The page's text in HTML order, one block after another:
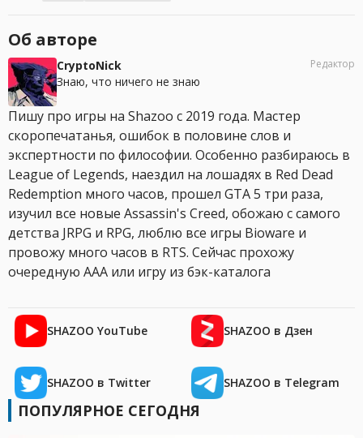
Об авторе
CryptoNick
Знаю, что ничего не знаю
Редактор
Пишу про игры на Shazoo с 2019 года. Мастер
скоропечатанья, ошибок в половине слов и
экспертности по философии. Особенно разбираюсь в
League of Legends, наездил на лошадях в Red Dead
Redemption много часов, прошел GTA 5 три раза,
изучил все новые Assassin's Creed, обожаю с самого
детства JRPG и RPG, люблю все игры Bioware и
провожу много часов в RTS. Сейчас прохожу
очередную AAA или игру из бэк-каталога
SHAZOO YouTube SHAZOO в Дзен
SHAZOO в Twitter SHAZOO в Telegram
ПОПУЛЯРНОЕ СЕГОДНЯ